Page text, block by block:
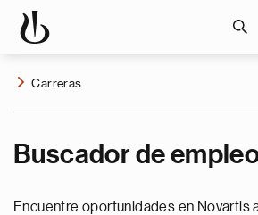
Carreras
Buscador de
Encuentre oportunidades en Novartis